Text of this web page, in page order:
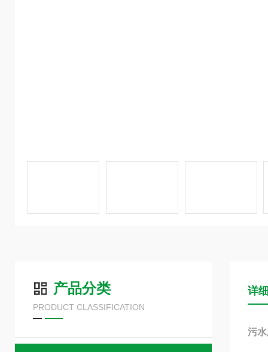
产品分类
PRODUCT CLASSIFICATION
详
污